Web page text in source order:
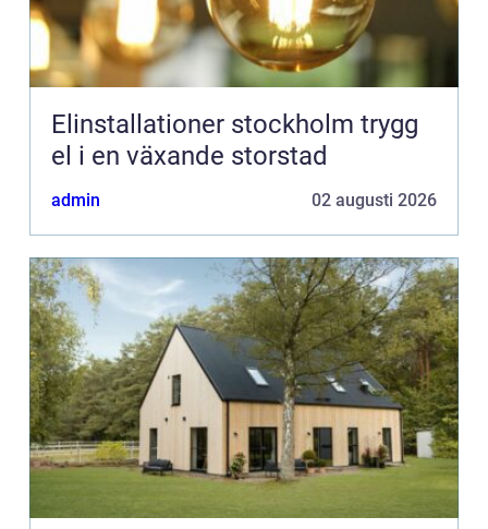
Elinstallationer stockholm trygg
el i en växande storstad
admin 02 augusti 2026